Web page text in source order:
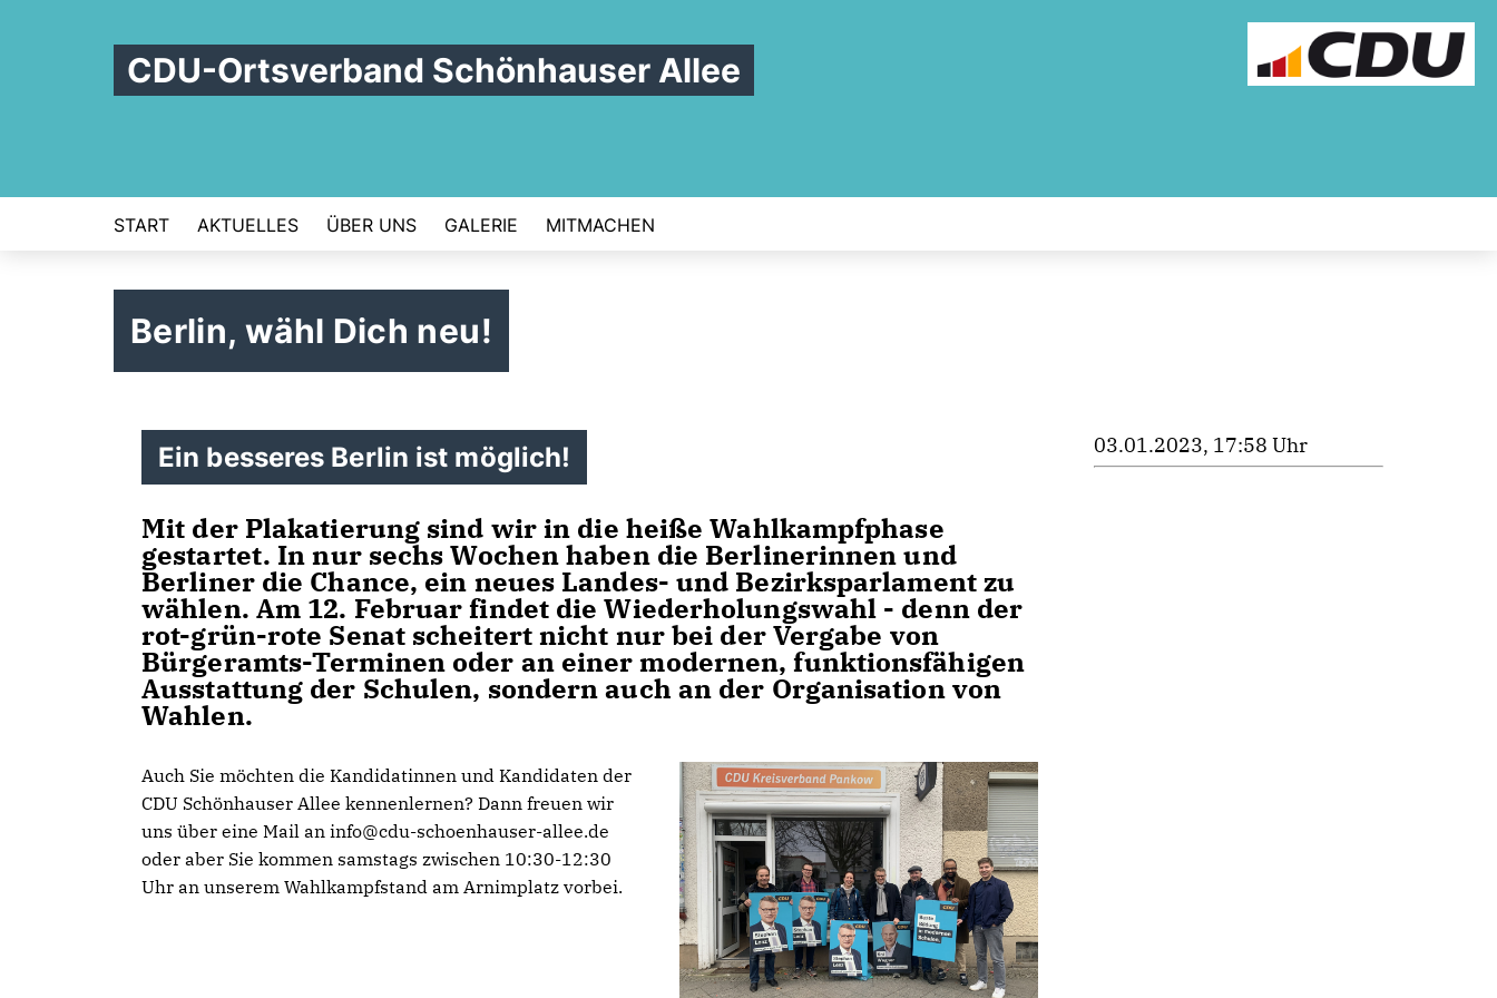
CDU-Ortsverband Schönhauser Allee
START AKTUELLES ÜBER UNS GALERIE MITMACHEN
Berlin, wähl Dich neu!
Ein besseres Berlin ist möglich!
Mit der Plakatierung sind wir in die heiße Wahlkampfphase
gestartet. In nur sechs Wochen haben die Berlinerinnen und
Berliner die Chance, ein neues Landes- und Bezirksparlament zu
wählen. Am 12. Februar findet die Wiederholungswahl - denn der
rot-grün-rote Senat scheitert nicht nur bei der Vergabe von
Bürgeramts-Terminen oder an einer modernen, funktionsfähigen
Ausstattung der Schulen, sondern auch an der Organisation von
Wahlen.
Auch Sie möchten die Kandidatinnen und Kandidaten der
CDU Schönhauser Allee kennenlernen? Dann freuen wir
uns über eine Mail an info@cdu-schoenhauser-allee.de
oder aber Sie kommen samstags zwischen 10:30-12:30
Uhr an unserem Wahlkampfstand am Arnimplatz vorbei.
03.01.2023, 17:58 Uhr